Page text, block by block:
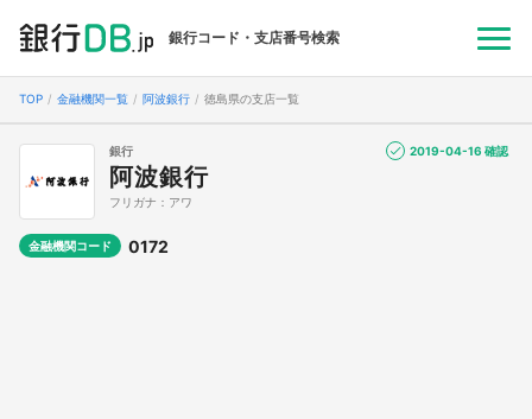
銀行コード・支店番号検索
TOP 金融機関一覧 阿波銀行 徳島県の支店一覧
銀行
阿波銀行
フリガナ：アワ
金融機関コード 0172
2019-04-16 確認